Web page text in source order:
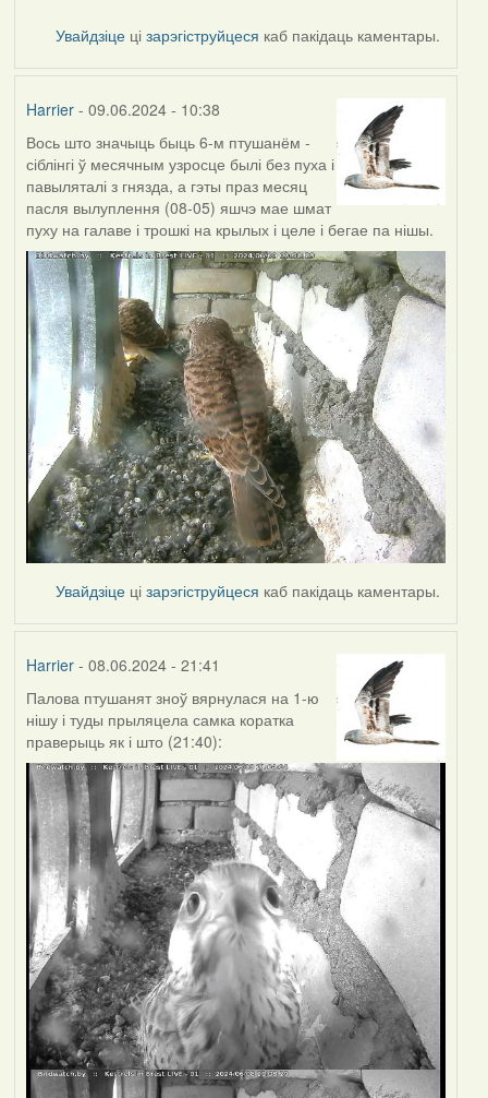
Увайдзіце цізарэгіструйцеся каб пакідаць каментары.
Harrier- 09.06.2024 - 10:38
Вось што значыць быць 6-м птушанём -
сіблінгі ў месячным узросце былі без пуха і
павыляталі з гнязда, а гэты праз месяц
пасля вылуплення (08-05) яшчэ мае шмат
пуху на галаве і трошкі на крылых і целе і бегае па нішы.
Увайдзіце цізарэгіструйцеся каб пакідаць каментары.
Harrier- 08.06.2024 - 21:41
Палова птушанят зноў вярнулася на 1-ю
нішу і туды прыляцела самка коратка
праверыць як і што (21:40):